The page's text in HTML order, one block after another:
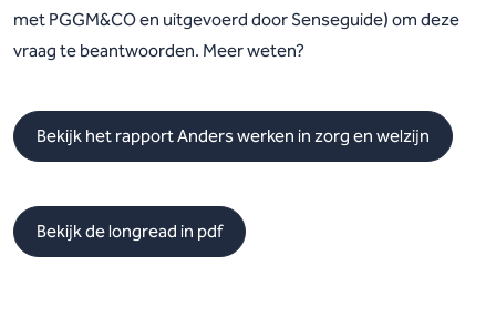
met PGGM&CO en uitgevoerd door Senseguide) om deze
vraag te beantwoorden. Meer weten?
Bekijk het rapport Anders werken in zorg en welzijn
Bekijk de longread in pdf